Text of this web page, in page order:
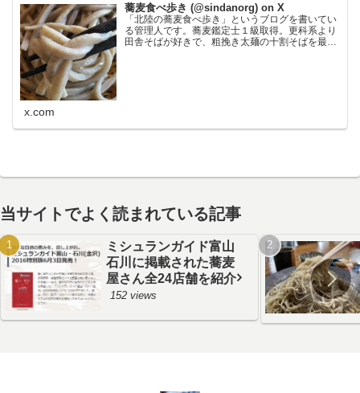
蕎麦食べ歩き (@sindanorg) on X
「北陸の蕎麦食べ歩き」というブログを書いてい
る管理人です。蕎麦鑑定士１級取得。更科系より
田舎そばが好きで、粗挽き太麺の十割そばを最も
x.com
当サイトでよく読まれている記事
ミシュランガイド富山
石川に掲載された蕎麦
屋さん全24店舗を紹介
152 views